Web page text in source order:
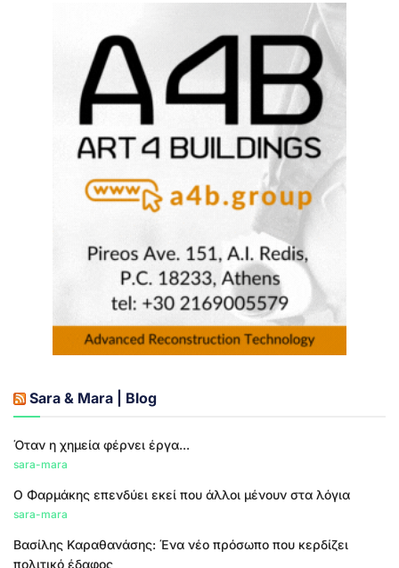
Sara & Mara | Blog
Όταν η χημεία φέρνει έργα...
sara-mara
Ο Φαρμάκης επενδύει εκεί που άλλοι μένουν στα λόγια
sara-mara
Βασίλης Καραθανάσης: Ένα νέο πρόσωπο που κερδίζει
πολιτικό έδαφος